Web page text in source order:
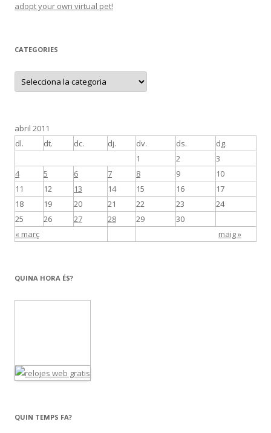
adopt your own virtual pet!
CATEGORIES
C
t
r
i
e
s
abril 2011
dl.
dt. dc. dj. dv. ds. dg.
« març maig »
1 2
3
4
5 6 7 8 9
10
11
12 13 14 15 16
17
18
19 20 21 22 23
24
25
26 27 28 29 30
QUINA HORA ÉS?
QUIN TEMPS FA?